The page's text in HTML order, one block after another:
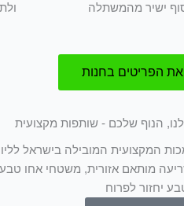
ישיר מהמשתלה
את הפריטים בחנות
הנוף שלכם - שותפות מקצועית
המקצועית המובילה בישראל
מותאם אזורית, משטחי אחו
יחזור לפרוח